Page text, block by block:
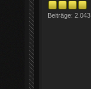
Beiträge: 2.043